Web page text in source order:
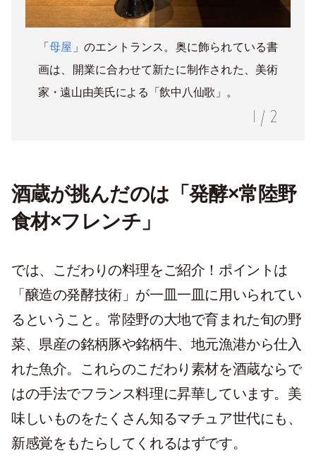
「母屋 」のエントランス。奥に飾られている書
画は、開業に合わせて新たに制作された、美術
家・遠山由美氏による「飲中八仙歌」。
1 / 2
酒蔵が挑んだのは「発酵×常陸野
食材×フレンチ」
では、こだわりの料理をご紹介！ポイントは
「醸造の発酵技術」が一皿一皿に用いられてい
るということ。常陸野の大地で育まれた旬の野
菜、県産の銘柄豚や銘柄牛、地元漁港から仕入
れた魚介。これらのこだわり素材を酒蔵ならで
はの手法でフランス料理に昇華しています。美
味しいものをたくさん知るマチュア世代にも、
新感覚をもたらしてくれるはずです。